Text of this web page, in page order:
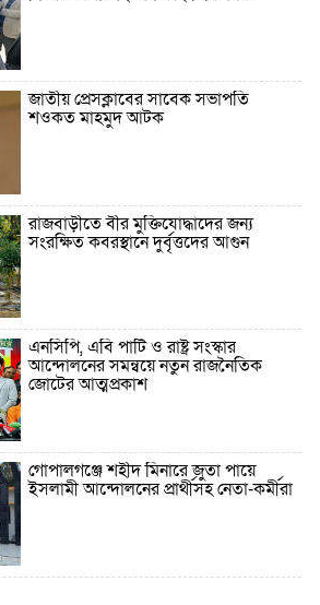
জাতীয় প্রেসক্লাবের সাবেক সভাপতি
শওকত মাহমুদ আটক
রাজবাড়ীতে বীর মুক্তিযোদ্ধাদের জন্য
সংরক্ষিত কবরস্থানে দুর্বৃত্তদের আগুন
এনসিপি, এবি পার্টি ও রাষ্ট্র সংস্কার
আন্দোলনের সমন্বয়ে নতুন রাজনৈতিক
জোটের আত্মপ্রকাশ
গোপালগঞ্জে শহীদ মিনারে জুতা পায়ে
ইসলামী আন্দোলনের প্রার্থীসহ নেতা-কর্মীরা